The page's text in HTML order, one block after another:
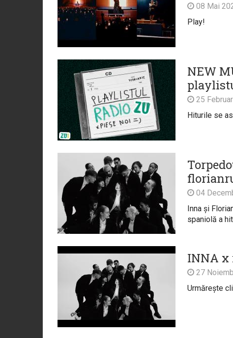
08 Mai
Play!
NEW
25
Hiturile se
04
Inna și
spaniolă a
INNA x
27
Urmărește